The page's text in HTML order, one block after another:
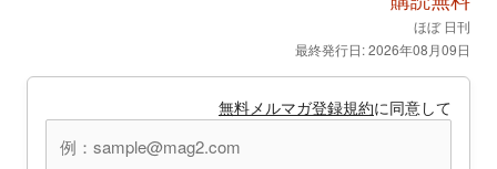
ほぼ 日刊
最終発行日: 2026年08月09日
無料メルマガ登録規約に同意して